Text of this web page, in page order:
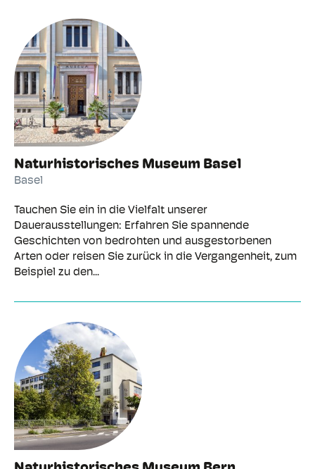
Naturhistorisches Museum Basel
Basel
Tauchen Sie ein in die Vielfalt unserer
Dauerausstellungen: Erfahren Sie spannende
Geschichten von bedrohten und ausgestorbenen
Arten oder reisen Sie zurück in die Vergangenheit, zum
Beispiel zu den...